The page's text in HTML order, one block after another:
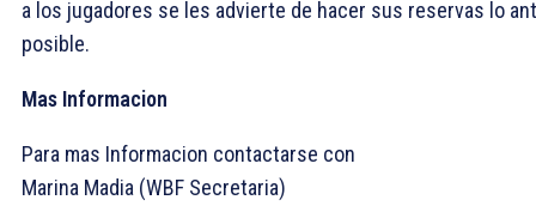
a los jugadores se les advierte de hacer sus reservas lo
posible.
Mas Informacion
Para mas Informacion contactarse con
Marina Madia (WBF Secretaria)